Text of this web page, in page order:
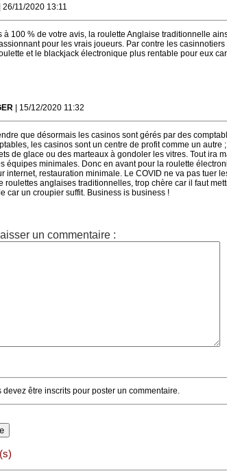
| 26/11/2020 13:11
à 100 % de votre avis, la roulette Anglaise traditionnelle
pour les vrais joueurs. Par contre les
et le blackjack électronique plus rentable pour eux
| 15/12/2020 11:32
que désormais les casinos sont gérés par des
les casinos sont un centre de profit comme un autre
de glace ou des marteaux à gondoler les vitres. Tout ira
équipes minimales. Donc en avant pour la roulette
internet, restauration minimale. Le COVID ne va pas tuer
roulettes anglaises traditionnelles, trop chère car il faut
car un croupier suffit. Business is business !
un commentaire :
devez être inscrits pour poster un commentaire.